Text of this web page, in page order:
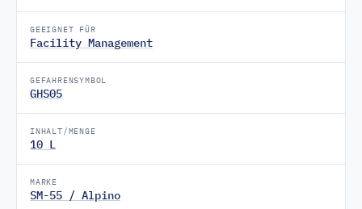
GEEIGNET FÜR
Facility Management
GEFAHRENSYMBOL
GHS05
INHALT/MENGE
10 L
MARKE
SM-55 / Alpino